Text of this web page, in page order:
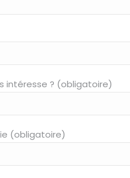
intéresse ? (obligatoire)
(obligatoire)